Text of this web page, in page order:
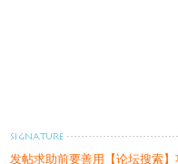
发帖求助前要善用【论坛搜索